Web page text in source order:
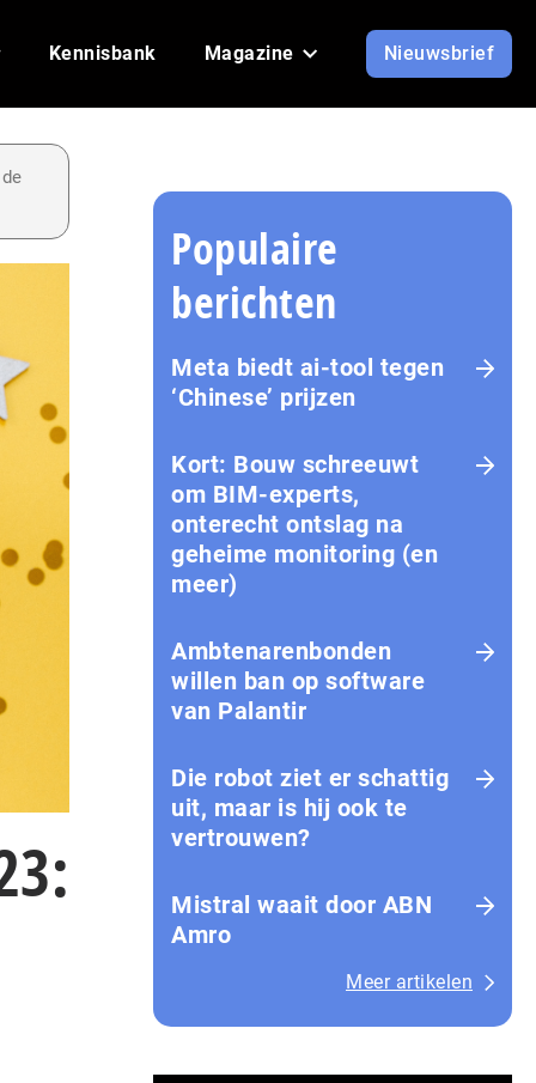
Kennisbank Magazine Nieuwsbrief
Populaire
berichten
Meta biedt ai-tool tegen
‘Chinese’ prijzen
Kort: Bouw schreeuwt
om BIM-experts,
onterecht ontslag na
geheime monitoring (en
meer)
Ambtenarenbonden
willen ban op software
van Palantir
Die robot ziet er schattig
uit, maar is hij ook te
vertrouwen?
Mistral waait door ABN
Amro
Meer artikelen